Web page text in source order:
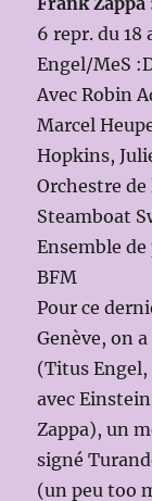
6 repr. du
Engel/MeS
Avec Robin
Marcel
Hopkins,
Orchestre de
Steamboat
Ensemble
BFM
Pour ce
Genève, on
(Titus
avec
Zappa), un
signé
(un peu too